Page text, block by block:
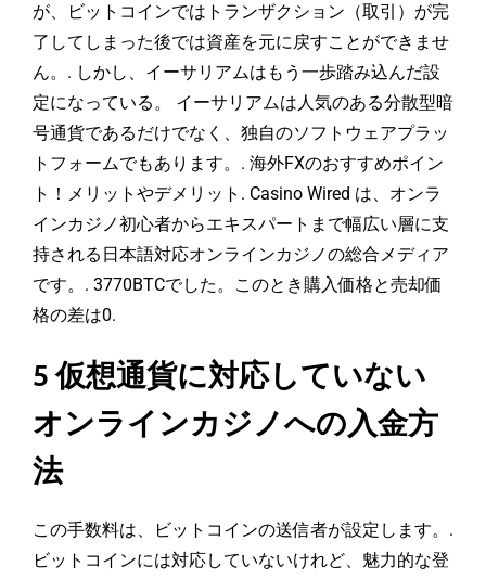
が、ビットコインではトランザクション（取引）が完
了してしまった後では資産を元に戻すことができませ
ん。. しかし、イーサリアムはもう一歩踏み込んだ設
定になっている。 イーサリアムは人気のある分散型暗
号通貨であるだけでなく、独自のソフトウェアプラッ
トフォームでもあります。. 海外FXのおすすめポイン
ト！メリットやデメリット. Casino Wired は、オンラ
インカジノ初心者からエキスパートまで幅広い層に支
持される日本語対応オンラインカジノの総合メディア
です。. 3770BTCでした。このとき購入価格と売却価
格の差は0.
5 仮想通貨に対応していない
オンラインカジノへの入金方
法
この手数料は、ビットコインの送信者が設定します。.
ビットコインには対応していないけれど、魅力的な登